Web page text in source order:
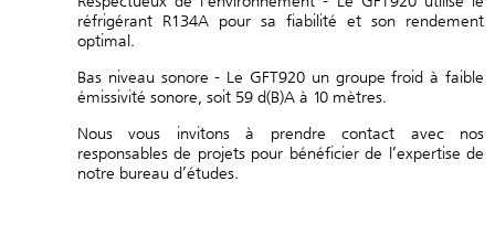
réfrigérant R134A pour sa fiabilité et son rendement
optimal.
Bas niveau sonore - Le GFT920 un groupe froid à faible
émissivité sonore, soit 59 d(B)A à 10 mètres.
Nous vous invitons à prendrecontact avec nos
responsables de projets pour bénéficier de l’expertise de
notre bureau d’études.